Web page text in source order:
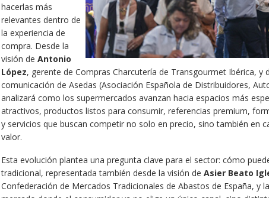
hacerlas más
relevantes dentro de
la experiencia de
compra. Desde la
visión de Antonio
López, gerente de Compras Charcutería de Transgourmet Ibérica, y
comunicación de Asedas (Asociación Española de Distribuidores,
analizará como los supermercados avanzan hacia espacios más
atractivos, productos listos para consumir, referencias premium,
y servicios que buscan competir no solo en precio, sino también en
valor.
Esta evolución plantea una pregunta clave para el sector: cómo
tradicional, representada también desde la visión de Asier Beato
Confederación de Mercados Tradicionales de Abastos de España, y